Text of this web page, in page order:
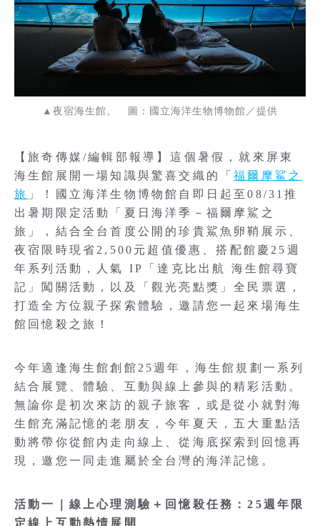
▲夜宿海生館。 圖：國立海洋生物博物館／提供
【旅奇傳媒/編輯部報導】這個暑假，就來屏東
海生館展開一場知識與驚喜交織的「福爾摩鯊之
旅 」！國立海洋生物博物館自即日起至08/31推
出暑期限定活動「夏日海洋季－福爾摩鯊之
旅」，結合全台首度公開的珍貴鯊魚卵鞘展示、
夜宿限時現省2,500元超值優惠、搭配館慶25週
年系列活動，人氣 IP「達克比出航 海生館尋寶
記」闖關活動，以及「觀光亮點獎」全民票選，
打造全方位親子探索體驗，邀請您一起來場海生
館回憶殺之旅！
今年適逢海生館創館25週年，海生館規劃一系列
結合展覽、體驗、互動與線上參與的精彩活動。
無論你是初次來訪的親子旅客，或是從小就對海
生館充滿記憶的老朋友，今年夏天，五大重點活
動將帶你從館內走向線上、從海底探索到回憶再
現，邀您一同走進屬於全台灣的海洋記憶。
活動一｜線上心理測驗＋回憶殺任務：25週年限
定線上互動熱情展開